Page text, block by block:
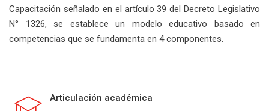
Capacitación señalado en el artículo 39 del Decreto Legislativo
N° 1326, se establece un modelo educativo basado en
competencias que se fundamenta en 4 componentes.
Articulación académica